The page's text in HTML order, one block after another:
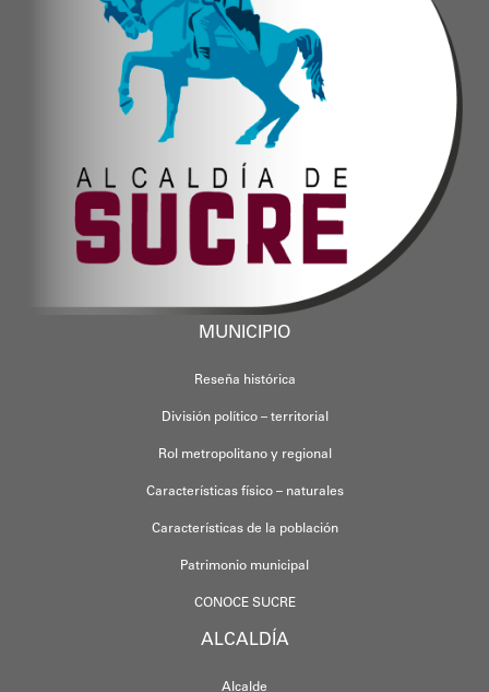
MUNICIPIO
Reseña histórica
División político – territorial
Rol metropolitano y regional
Características físico – naturales
Características de la población
Patrimonio municipal
CONOCE SUCRE
ALCALDÍA
Alcalde